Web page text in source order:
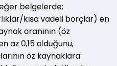
belgelerde;
kısa vadeli borçlar) en
oranının (öz
az 0,15 olduğunu,
öz kaynaklara